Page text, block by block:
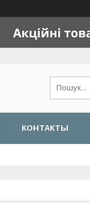
КОНТАКТЫ